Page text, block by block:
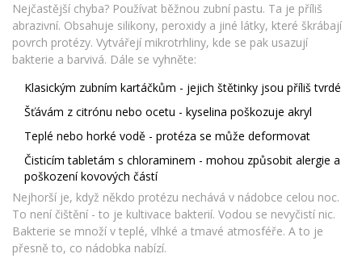
Nejčastější chyba? Používat běžnou zubní pastu. Ta je příliš
abrazivní. Obsahuje silikony, peroxidy a jiné látky, které škrábají
povrch protézy. Vytvářejí mikrotrhliny, kde se pak usazují
bakterie a barvivá. Dále se vyhněte:
Klasickým zubním kartáčkům - jejich štětinky jsou příliš tvrdé
Šťávám z citrónu nebo ocetu - kyselina poškozuje akryl
Teplé nebo horké vodě - protéza se může deformovat
Čisticím tabletám s chloraminem - mohou způsobit alergie a
poškození kovových částí
Nejhorší je, když někdo protézu nechává v nádobce celou noc.
To není čištění - to je kultivace bakterií. Vodou se nevyčistí nic.
Bakterie se množí v teplé, vlhké a tmavé atmosféře. A to je
přesně to, co nádobka nabízí.